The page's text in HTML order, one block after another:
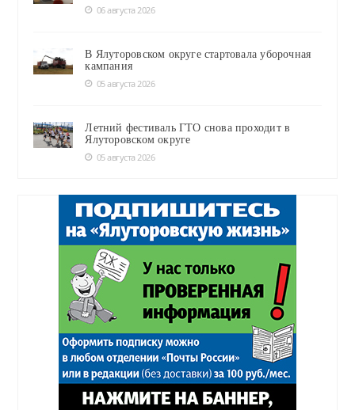
06 августа 2026
В Ялуторовском округе стартовала уборочная
кампания
05 августа 2026
Летний фестиваль ГТО снова проходит в
Ялуторовском округе
05 августа 2026